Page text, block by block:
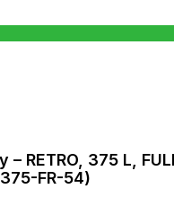
RETRO, 375 L,
FR-54)